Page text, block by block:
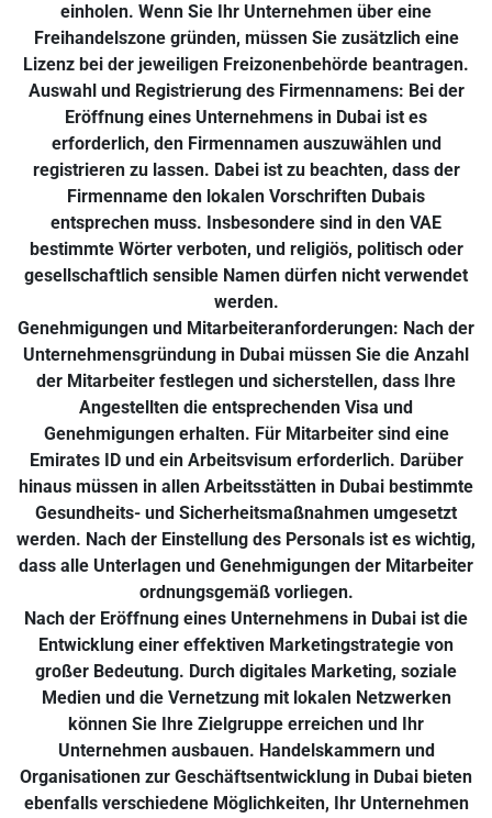
einholen. Wenn Sie Ihr Unternehmen über eine
Freihandelszone gründen, müssen Sie zusätzlich eine
Lizenz bei der jeweiligen Freizonenbehörde beantragen.
Auswahl und Registrierung des Firmennamens: Bei der
Eröffnung eines Unternehmens in Dubai ist es
erforderlich, den Firmennamen auszuwählen und
registrieren zu lassen. Dabei ist zu beachten, dass der
Firmenname den lokalen Vorschriften Dubais
entsprechen muss. Insbesondere sind in den VAE
bestimmte Wörter verboten, und religiös, politisch oder
gesellschaftlich sensible Namen dürfen nicht verwendet
werden.
Genehmigungen und Mitarbeiteranforderungen: Nach der
Unternehmensgründung in Dubai müssen Sie die Anzahl
der Mitarbeiter festlegen und sicherstellen, dass Ihre
Angestellten die entsprechenden Visa und
Genehmigungen erhalten. Für Mitarbeiter sind eine
Emirates ID und ein Arbeitsvisum erforderlich. Darüber
hinaus müssen in allen Arbeitsstätten in Dubai bestimmte
Gesundheits- und Sicherheitsmaßnahmen umgesetzt
werden. Nach der Einstellung des Personals ist es wichtig,
dass alle Unterlagen und Genehmigungen der Mitarbeiter
ordnungsgemäß vorliegen.
Nach der Eröffnung eines Unternehmens in Dubai ist die
Entwicklung einer effektiven Marketingstrategie von
großer Bedeutung. Durch digitales Marketing, soziale
Medien und die Vernetzung mit lokalen Netzwerken
können Sie Ihre Zielgruppe erreichen und Ihr
Unternehmen ausbauen. Handelskammern und
Organisationen zur Geschäftsentwicklung in Dubai bieten
ebenfalls verschiedene Möglichkeiten, Ihr Unternehmen